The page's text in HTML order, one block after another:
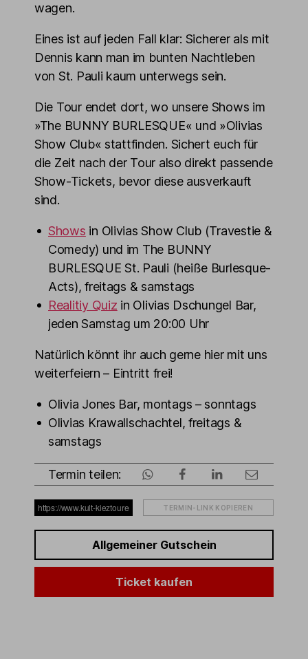
wagen.
Eines ist auf jeden Fall klar: Sicherer als mit
Dennis kann man im bunten Nachtleben
von St. Pauli kaum unterwegs sein.
Die Tour endet dort, wo unsere Shows im
»The BUNNY BURLESQUE« und »Olivias
Show Club« stattfinden. Sichert euch für
die Zeit nach der Tour also direkt passende
Show-Tickets, bevor diese ausverkauft
sind.
Shows in Olivias Show Club (Travestie &
Comedy) und im The BUNNY
BURLESQUE St. Pauli (heiße Burlesque-
Acts), freitags & samstags
Realitiy Quiz in Olivias Dschungel Bar,
jeden Samstag um 20:00 Uhr
Natürlich könnt ihr auch gerne hier mit uns
weiterfeiern – Eintritt frei!
Olivia Jones Bar, montags – sonntags
Olivias Krawallschachtel, freitags &
samstags
Termin teilen:
TERMIN-LINK KOPIEREN
Allgemeiner Gutschein
Ticket kaufen